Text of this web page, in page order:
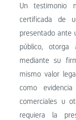
Un testimonio
certificada de
presentado ante
público, otorga
mediante su
mismo valor
como
comerciales u
requiera la